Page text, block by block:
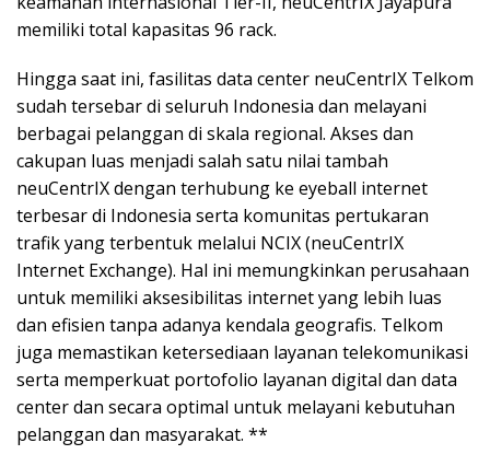
memiliki total kapasitas 96 rack.
Hingga saat ini, fasilitas data center neuCentrIX Telkom
sudah tersebar di seluruh Indonesia dan melayani
berbagai pelanggan di skala regional. Akses dan
cakupan luas menjadi salah satu nilai tambah
neuCentrIX dengan terhubung ke eyeball internet
terbesar di Indonesia serta komunitas pertukaran
trafik yang terbentuk melalui NCIX (neuCentrIX
Internet Exchange). Hal ini memungkinkan perusahaan
untuk memiliki aksesibilitas internet yang lebih luas
dan efisien tanpa adanya kendala geografis. Telkom
juga memastikan ketersediaan layanan telekomunikasi
serta memperkuat portofolio layanan digital dan data
center dan secara optimal untuk melayani kebutuhan
pelanggan dan masyarakat. **